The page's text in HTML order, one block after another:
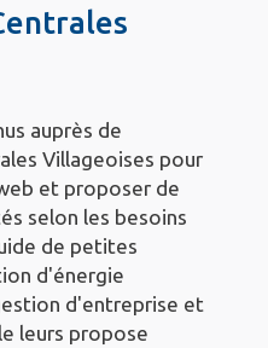
auprès de
Villageoises pour
et proposer de
selon les besoins
de petites
d'énergie
d'entreprise et
leurs propose